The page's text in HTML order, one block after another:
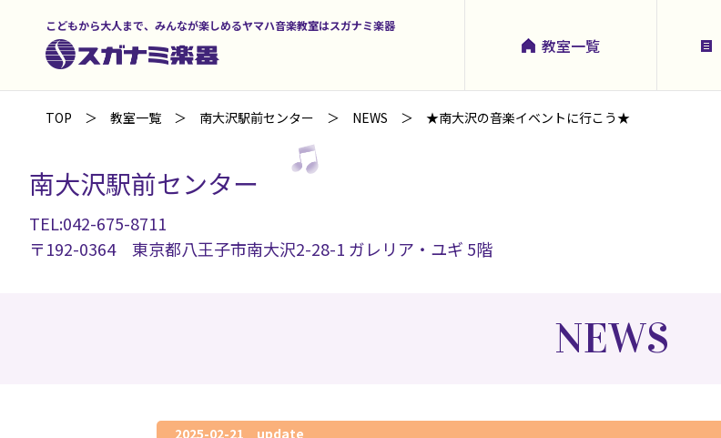
こどもから大人まで、みんなが楽しめるヤマハ音楽教室はスガナミ楽器
教室一覧
TOP 教室一覧 南大沢駅前センター NEWS ★南大沢の音楽イベントに行こう★
南大沢駅前センター
TEL:042-675-8711
〒192-0364 東京都八王子市南大沢2-28-1 ガレリア・ユギ 5階
NEWS
2025-02-21 update